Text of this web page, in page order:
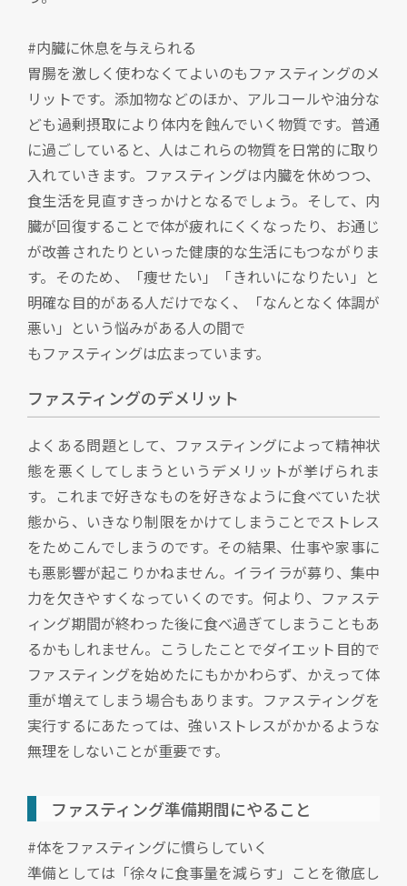
#内臓に休息を与えられる
胃腸を激しく使わなくてよいのもファスティングのメ
リットです。添加物などのほか、アルコールや油分な
ども過剰摂取により体内を蝕んでいく物質です。普通
に過ごしていると、人はこれらの物質を日常的に取り
入れていきます。ファスティングは内臓を休めつつ、
食生活を見直すきっかけとなるでしょう。そして、内
臓が回復することで体が疲れにくくなったり、お通じ
が改善されたりといった健康的な生活にもつながりま
す。そのため、「痩せたい」「きれいになりたい」と
明確な目的がある人だけでなく、「なんとなく体調が
悪い」という悩みがある人の間で
もファスティングは広まっています。
ファスティングのデメリット
よくある問題として、ファスティングによって精神状
態を悪くしてしまうというデメリットが挙げられま
す。これまで好きなものを好きなように食べていた状
態から、いきなり制限をかけてしまうことでストレス
をためこんでしまうのです。その結果、仕事や家事に
も悪影響が起こりかねません。イライラが募り、集中
力を欠きやすくなっていくのです。何より、ファステ
ィング期間が終わった後に食べ過ぎてしまうこともあ
るかもしれません。こうしたことでダイエット目的で
ファスティングを始めたにもかかわらず、かえって体
重が増えてしまう場合もあります。ファスティングを
実行するにあたっては、強いストレスがかかるような
無理をしないことが重要です。
ファスティング準備期間にやること
#体をファスティングに慣らしていく
準備としては「徐々に食事量を減らす」ことを徹底し